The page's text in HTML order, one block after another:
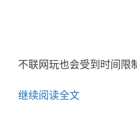
不联网玩也会受到时间
继续阅读全文